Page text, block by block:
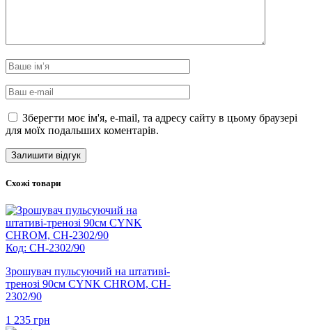
Зберегти моє ім'я, e-mail, та адресу сайту в цьому браузері
для моїх подальших коментарів.
Схожі товари
Код: CH-2302/90
Зрошувач пульсуючий на штативі-
тренозі 90см CYNK CHROM, CH-
2302/90
1 235 грн